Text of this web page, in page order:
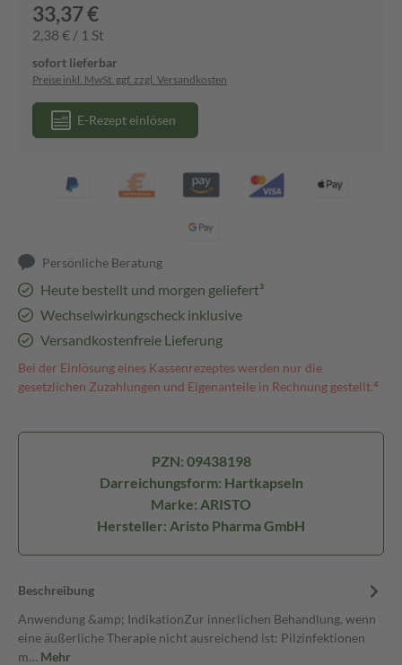
33,37 €
2,38 € / 1 St
sofort lieferbar
Preise inkl. MwSt. ggf. zzgl. Versandkosten
E-Rezept einlösen
Persönliche Beratung
Heute bestellt und morgen geliefert³
Wechselwirkungscheck inklusive
Versandkostenfreie Lieferung
Bei der Einlösung eines Kassenrezeptes werden nur die
gesetzlichen Zuzahlungen und Eigenanteile in Rechnung gestellt.⁴
PZN: 09438198
Darreichungsform: Hartkapseln
Marke: ARISTO
Hersteller: Aristo Pharma GmbH
Beschreibung
Anwendung &amp; IndikationZur innerlichen Behandlung, wenn
eine äußerliche Therapie nicht ausreichend ist: Pilzinfektionen
m… Mehr